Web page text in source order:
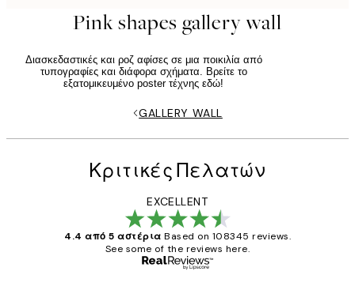
Pink shapes gallery wall
Διασκεδαστικές και ροζ αφίσες σε μια ποικιλία από
τυπογραφίες και διάφορα σχήματα. Βρείτε το
εξατομικευμένο poster τέχνης εδώ!
GALLERY WALL
Κριτικές Πελατών
EXCELLENT
4.4 από 5 αστέρια Based on 108345 reviews.
See some of the reviews here.